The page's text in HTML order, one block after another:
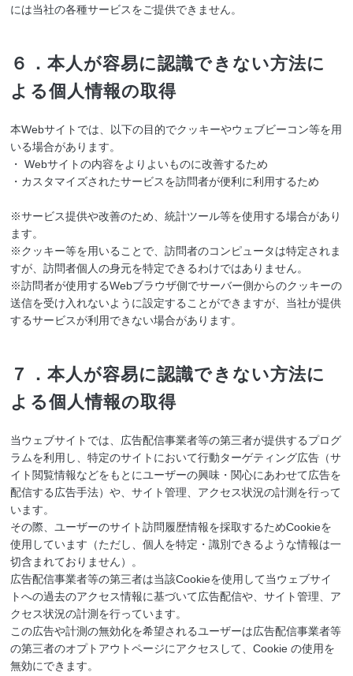
には当社の各種サービスをご提供できません。
６．本人が容易に認識できない方法に
よる個人情報の取得
本Webサイトでは、以下の目的でクッキーやウェブビーコン等を用
いる場合があります。
・ Webサイトの内容をよりよいものに改善するため
・カスタマイズされたサービスを訪問者が便利に利用するため
※サービス提供や改善のため、統計ツール等を使用する場合があり
ます。
※クッキー等を用いることで、訪問者のコンピュータは特定されま
すが、訪問者個人の身元を特定できるわけではありません。
※訪問者が使用するWebブラウザ側でサーバー側からのクッキーの
送信を受け入れないように設定することができますが、当社が提供
するサービスが利用できない場合があります。
７．本人が容易に認識できない方法に
よる個人情報の取得
当ウェブサイトでは、広告配信事業者等の第三者が提供するプログ
ラムを利用し、特定のサイトにおいて行動ターゲティング広告（サ
イト閲覧情報などをもとにユーザーの興味・関心にあわせて広告を
配信する広告手法）や、サイト管理、アクセス状況の計測を行って
います。
その際、ユーザーのサイト訪問履歴情報を採取するためCookieを
使用しています（ただし、個人を特定・識別できるような情報は一
切含まれておりません）。
広告配信事業者等の第三者は当該Cookieを使用して当ウェブサイ
トへの過去のアクセス情報に基づいて広告配信や、サイト管理、ア
クセス状況の計測を行っています。
この広告や計測の無効化を希望されるユーザーは広告配信事業者等
の第三者のオプトアウトページにアクセスして、Cookie の使用を
無効にできます。